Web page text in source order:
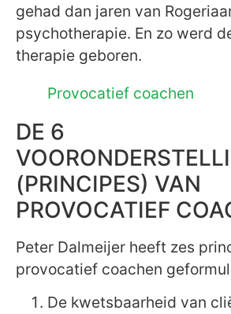
gehad dan jaren van
psychotherapie. En zo werd
therapie geboren.
Provocatief coachen
DE 6
(PRINCIPES) VAN
PROVOCATIEF
Peter Dalmeijer heeft zes
provocatief coachen
De kwetsbaarheid van